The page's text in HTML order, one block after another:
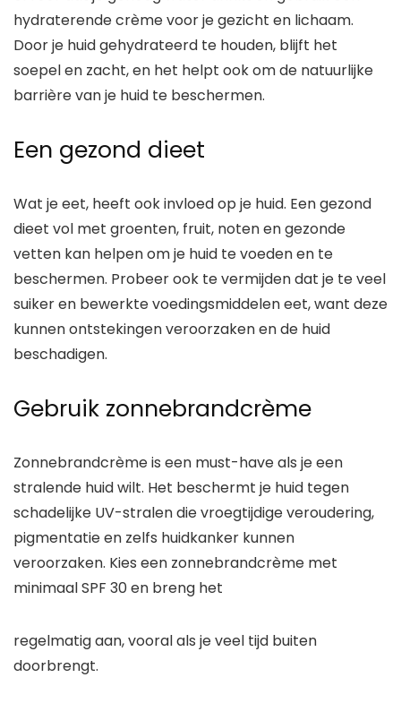
hydraterende crème voor je gezicht en lichaam.
Door je huid gehydrateerd te houden, blijft het
soepel en zacht, en het helpt ook om de natuurlijke
barrière van je huid te beschermen.
Een gezond dieet
Wat je eet, heeft ook invloed op je huid. Een gezond
dieet vol met groenten, fruit, noten en gezonde
vetten kan helpen om je huid te voeden en te
beschermen. Probeer ook te vermijden dat je te veel
suiker en bewerkte voedingsmiddelen eet, want deze
kunnen ontstekingen veroorzaken en de huid
beschadigen.
Gebruik zonnebrandcrème
Zonnebrandcrème is een must-have als je een
stralende huid wilt. Het beschermt je huid tegen
schadelijke UV-stralen die vroegtijdige veroudering,
pigmentatie en zelfs huidkanker kunnen
veroorzaken. Kies een zonnebrandcrème met
minimaal SPF 30 en breng het
regelmatig aan, vooral als je veel tijd buiten
doorbrengt.